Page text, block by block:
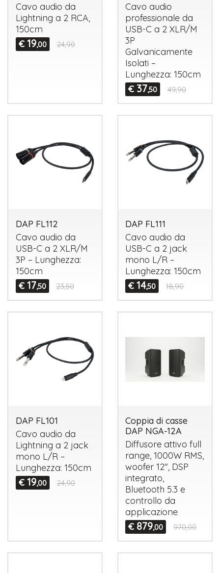
Cavo audio da
Lightning a 2 RCA,
150cm
€ 19,00 24,90
Cavo audio
professionale da
USB-C a 2XLR/M
3P
Galvanicamente
Isolati –
Lunghezza: 150cm
€ 37,50 49,90
DAP FL112
Cavo audio da
USB-C a 2 XLR/M
3P – Lunghezza:
150cm
€ 17,50 23,50
DAP FL111
Cavo audio da
USB-C a 2 jack
mono L/R –
Lunghezza: 150cm
€ 14,50 18,90
DAP FL101
Cavo audio da
Lightning a 2 jack
mono L/R –
Lunghezza: 150cm
€ 19,00 24,90
Coppia di casse
DAP NGA-12A
Diffusore attivo full
range, 1000W RMS
woofer 12", DSP
integrato,
Bluetooth 5.3 e
controllo da
applicazione
€ 879,00 970,00